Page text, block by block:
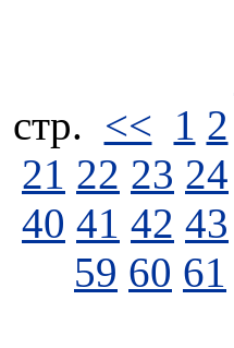
стp. << 1 2
21 22 23 24
40 41 42 43
59 60 61